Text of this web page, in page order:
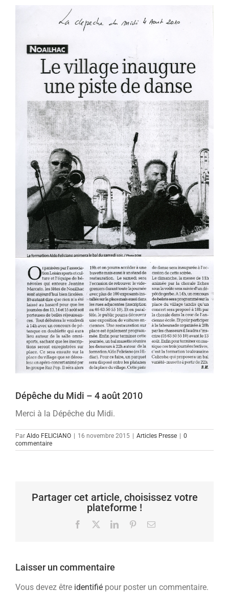
Dépêche du Midi – 4 août 2010
Merci à la Dépêche du Midi.
Par Aldo FELICIANO | 16 novembre 2015 | Articles Presse | 0
commentaire
Partager cet article, choisissez votre
plateforme !
Facebook LinkedInPinterestEmail
Laisser un commentaire
Vous devez être identifié pour poster un commentaire.